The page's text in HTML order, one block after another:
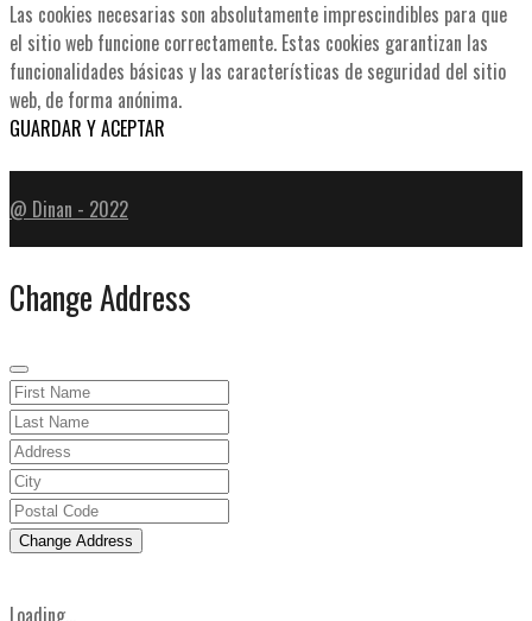
Las cookies necesarias son absolutamente imprescindibles para que
el sitio web funcione correctamente. Estas cookies garantizan las
funcionalidades básicas y las características de seguridad del sitio
web, de forma anónima.
GUARDAR Y ACEPTAR
@ Dinan - 2022
Change Address
Change Address